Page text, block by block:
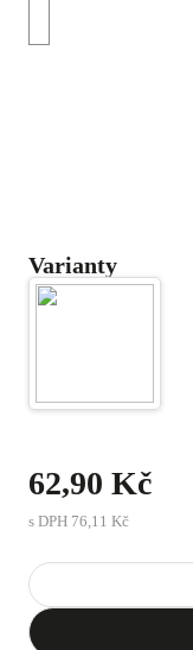
Varianty
62,90 Kč
s DPH 76,11 Kč